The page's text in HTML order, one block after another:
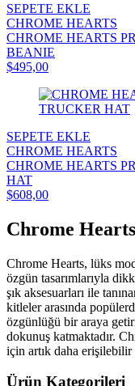
SEPETE EKLE
CHROME HEARTS
CHROME HEARTS
BEANIE
$495,00
SEPETE EKLE
CHROME HEARTS
CHROME HEARTS
HAT
$608,00
Chrome
Chrome Hearts, lüks
özgün tasarımlarıyla
şık aksesuarları ile
kitleler arasında
özgünlüğü bir araya
dokunuş katmaktadır.
için artık daha erişilebilir
Ürün Kategorileri